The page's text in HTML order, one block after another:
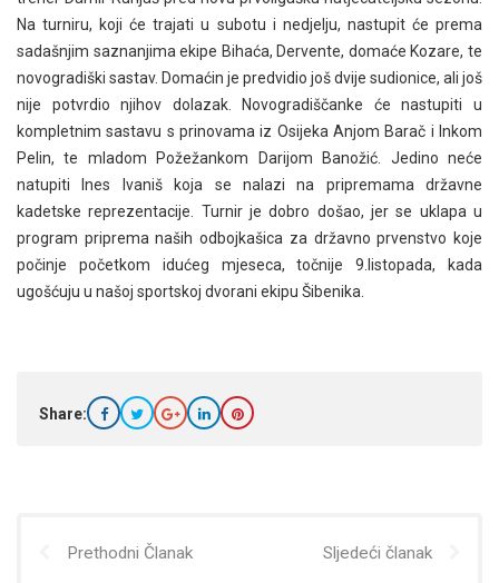
Na turniru, koji će trajati u subotu i nedjelju, nastupit će prema
sadašnjim saznanjima ekipe Bihaća, Dervente, domaće Kozare, te
novogradiški sastav. Domaćin je predvidio još dvije sudionice, ali još
nije potvrdio njihov dolazak. Novogradiščanke će nastupiti u
kompletnim sastavu s prinovama iz Osijeka Anjom Barač i Inkom
Pelin, te mladom Požežankom Darijom Banožić. Jedino neće
natupiti Ines Ivaniš koja se nalazi na pripremama državne
kadetske reprezentacije. Turnir je dobro došao, jer se uklapa u
program priprema naših odbojkašica za državno prvenstvo koje
počinje početkom idućeg mjeseca, točnije 9.listopada, kada
ugošćuju u našoj sportskoj dvorani ekipu Šibenika.
Share:
Prethodni Članak Sljedeći članak